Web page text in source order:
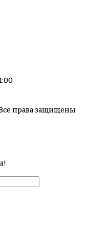
права защищены